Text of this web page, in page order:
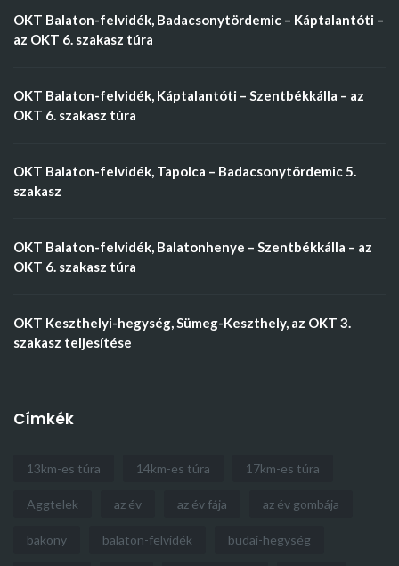
OKT Balaton-felvidék, Badacsonytördemic – Káptalantóti –
az OKT 6. szakasz túra
OKT Balaton-felvidék, Káptalantóti – Szentbékkálla – az
OKT 6. szakasz túra
OKT Balaton-felvidék, Tapolca – Badacsonytördemic 5.
szakasz
OKT Balaton-felvidék, Balatonhenye – Szentbékkálla – az
OKT 6. szakasz túra
OKT Keszthelyi-hegység, Sümeg-Keszthely, az OKT 3.
szakasz teljesítése
Címkék
13km-es túra 14km-es túra 17km-es túra
Aggtelek az év az év fája az év gombája
bakony balaton-felvidék budai-hegység